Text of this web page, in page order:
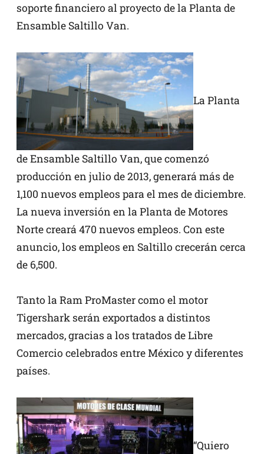
soporte financiero al proyecto de la Planta de
Ensamble Saltillo Van.
La Planta
de Ensamble Saltillo Van, que comenzó
producción en julio de 2013, generará más de
1,100 nuevos empleos para el mes de diciembre.
La nueva inversión en la Planta de Motores
Norte creará 470 nuevos empleos. Con este
anuncio, los empleos en Saltillo crecerán cerca
de 6,500.
Tanto la Ram ProMaster como el motor
Tigershark serán exportados a distintos
mercados, gracias a los tratados de Libre
Comercio celebrados entre México y diferentes
países.
“Quiero